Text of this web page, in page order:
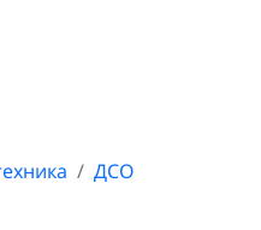
ДСО